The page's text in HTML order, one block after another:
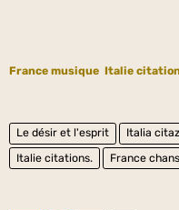
France musique Italie
Le désir et l'esprit Italia
Italie citations.
France